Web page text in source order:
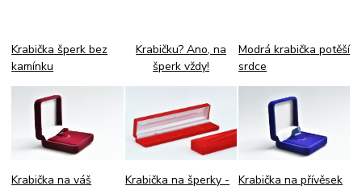
Krabička šperk bez
kamínku
Krabička na váš
Krabičku? Ano, na
šperk vždy!
Krabička na šperky -
Modrá krabička potěší
srdce
Krabička na přívěsek